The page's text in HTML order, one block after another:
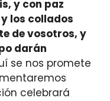
y con paz
los collados
de vosotros, y
darán
se nos promete
celebrará